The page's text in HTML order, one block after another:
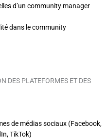
d’un community manager
dans le community
DES PLATEFORMES ET DES
de médias sociaux (Facebook,
TikTok)